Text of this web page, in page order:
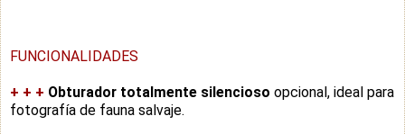
FUNCIONALIDADES
+ + + Obturador totalmente silencioso opcional, ideal para
fotografía de fauna salvaje.